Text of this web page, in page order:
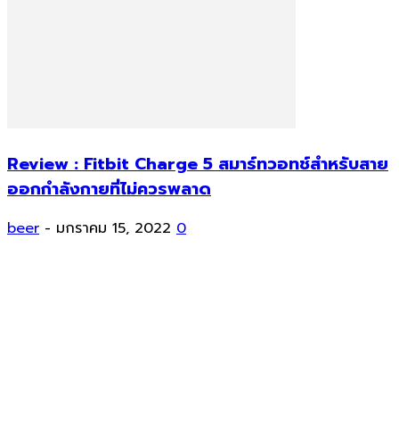
Review : Fitbit Charge 5 สมาร์ทวอทช์สำหรับสาย
ออกกำลังกายที่ไม่ควรพลาด
beer - มกราคม 15, 2022 0